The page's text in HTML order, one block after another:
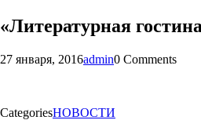
«Литературная
27 января, 2016admin0 Comments
CategoriesНОВОСТИ